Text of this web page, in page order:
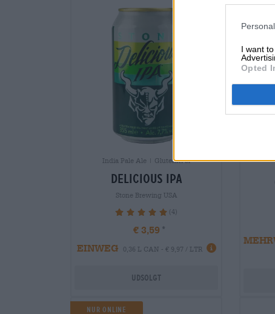
I want
Opted
India Pale Ale | Glutenfri øl
delicious ipa
Stone Brewing USA
100% (4)
€ 3,59
EINWEG
0,36 L CAN - € 9,97 / LTR
Udsolgt
NUR ONLINE